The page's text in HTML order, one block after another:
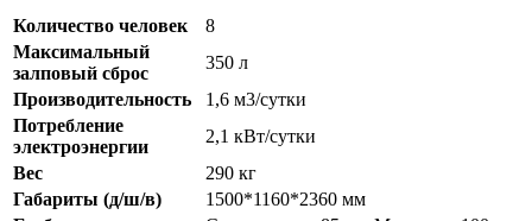
Количество человек
8
Максимальный
залповый сброс
350 л
Производительность
1,6 м3/сутки
Потребление
электроэнергии
2,1 кВт/сутки
Вес
290 кг
Габариты (д/ш/в)
1500*1160*2360 мм